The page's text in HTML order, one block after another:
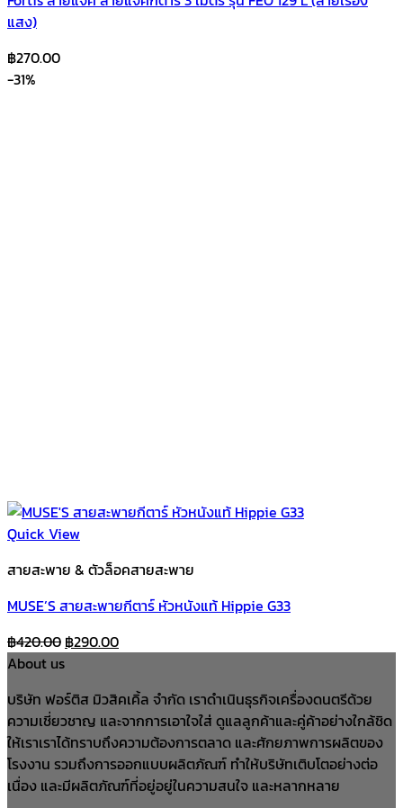
แสง)
฿270.00
-31%
Quick View
สายสะพาย & ตัวล็อคสายสะพาย
MUSE’S สายสะพายกีตาร์ หัวหนังแท้ Hippie G33
฿420.00 Original
price
฿420.00.
฿290.00Current
฿290.00.
About us
บริษัท ฟอร์ติส มิวสิคเคิ้ล จำกัด เราดำเนินธุรกิจเครื่องดนตรีด้วย
ความเชี่ยวชาญ และจากการเอาใจใส่ ดูแลลูกค้าและคู่ค้าอย่างใกล้ชิด
ให้เราเราได้ทราบถึงความต้องการตลาด และศักยภาพการผลิตของ
โรงงาน รวมถึงการออกแบบผลิตภัณฑ์ ทำให้บริษัทเติบโตอย่างต่อ
เนื่อง และมีผลิตภัณฑ์ที่อยู่อยู่ในความสนใจ และหลากหลาย